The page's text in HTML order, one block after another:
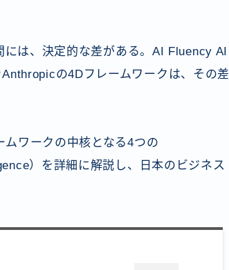
には、決定的な差がある。AI Fluency AI
の4Dフレームワークは、その差
ワークの中核となる4つの
）を詳細に解説し、日本のビジネス